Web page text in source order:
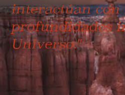
interactúan con
profundidades
Universo."